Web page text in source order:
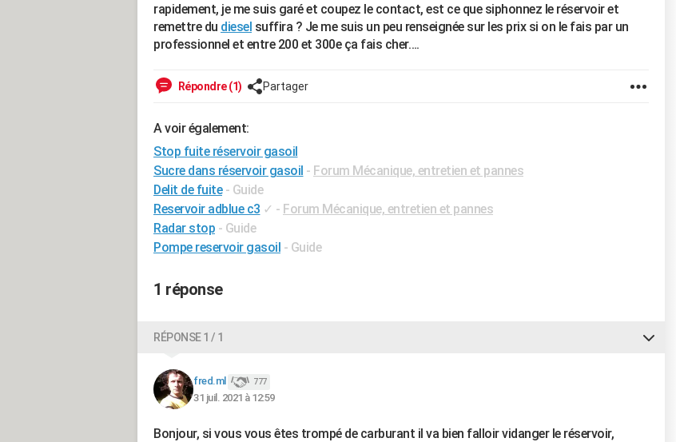
rapidement, je me suis garé et coupez le contact, est ce que siphonnez le réservoir et
remettre du diesel suffira ? Je me suis un peu renseignée sur les prix si on le fais par un
professionnel et entre 200 et 300e ça fais cher….
Répondre (1) Partager
A voir également:
Stop fuite réservoir gasoil
Sucre dans réservoir gasoil - Forum Mécanique, entretien et pannes
Delit de fuite - Guide
Reservoir adblue c3 ✓ - Forum Mécanique, entretien et pannes
Radar stop - Guide
Pompe reservoir gasoil - Guide
1 réponse
RÉPONSE 1 / 1
fred.ml 777
31 juil. 2021 à 12:59
Bonjour, si vous vous êtes trompé de carburant il va bien falloir vidanger le réservoir,